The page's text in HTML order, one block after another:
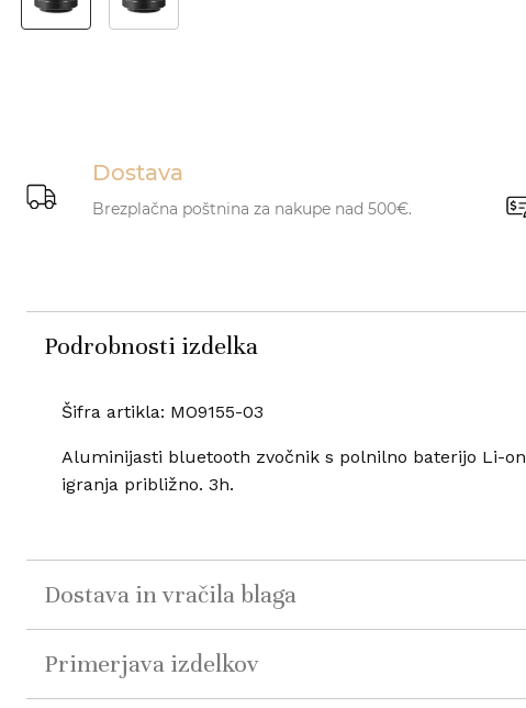
Dostava
Brezplačna poštnina za nakupe nad 500€.
Podrobnosti izdelka
Šifra artikla: MO9155-03
Aluminijasti bluetooth zvočnik s polnilno baterijo Li-
igranja približno. 3h.
Dostava in vračila blaga
Primerjava izdelkov